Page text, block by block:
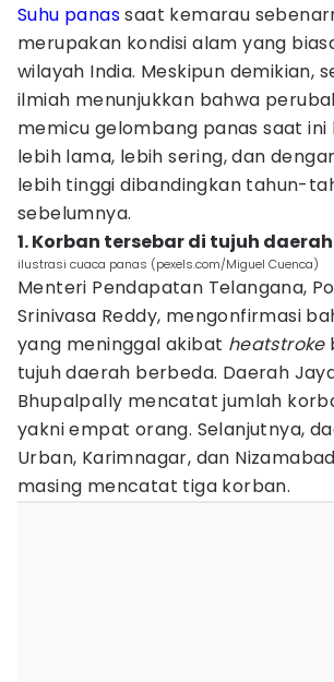
Suhu panassaat kemarau
merupakan kondisi alam yang
wilayah India. Meskipun demikian,
ilmiah menunjukkan bahwa
memicu gelombang panas saat ini
lebih lama, lebih sering, dan
lebih tinggi dibandingkan tahun-
sebelumnya.
1. Korban tersebar di tujuh daerah
ilustrasi cuaca panas (pexels.com/Miguel Cuenca)
Menteri Pendapatan Telangana,
Srinivasa Reddy, mengonfirmasi
yang meninggal akibat heatstroke
tujuh daerah berbeda. Daerah
Bhupalpally mencatat jumlah
yakni empat orang. Selanjutnya,
Urban, Karimnagar, dan
masing mencatat tiga korban.